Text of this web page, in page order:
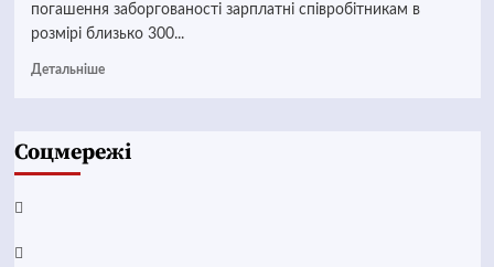
погашення заборгованості зарплатні співробітникам в
розмірі близько 300...
Детальніше
Соцмережі
Facebook
YouTube